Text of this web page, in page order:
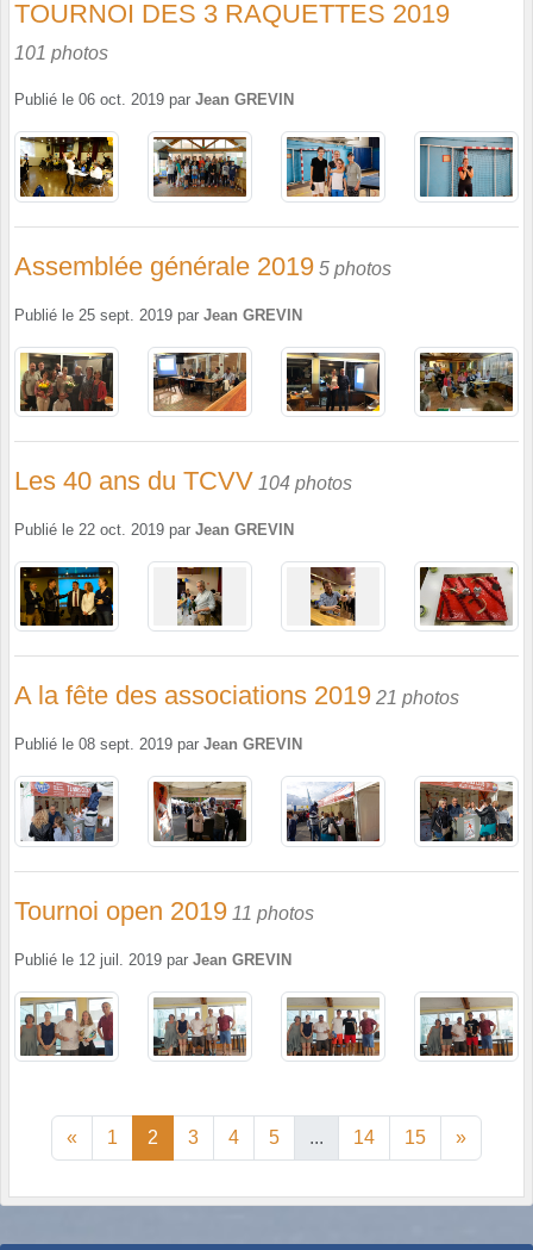
TOURNOI DES 3 RAQUETTES 2019
101 photos
Publié le 06 oct. 2019 par Jean GREVIN
Assemblée générale 2019 5 photos
Publié le 25 sept. 2019 par Jean GREVIN
Les 40 ans du TCVV 104 photos
Publié le 22 oct. 2019 par Jean GREVIN
A la fête des associations 2019 21 photos
Publié le 08 sept. 2019 par Jean GREVIN
Tournoi open 2019 11 photos
Publié le 12 juil. 2019 par Jean GREVIN
« 1 2 3 4 5 ... 14 15 »